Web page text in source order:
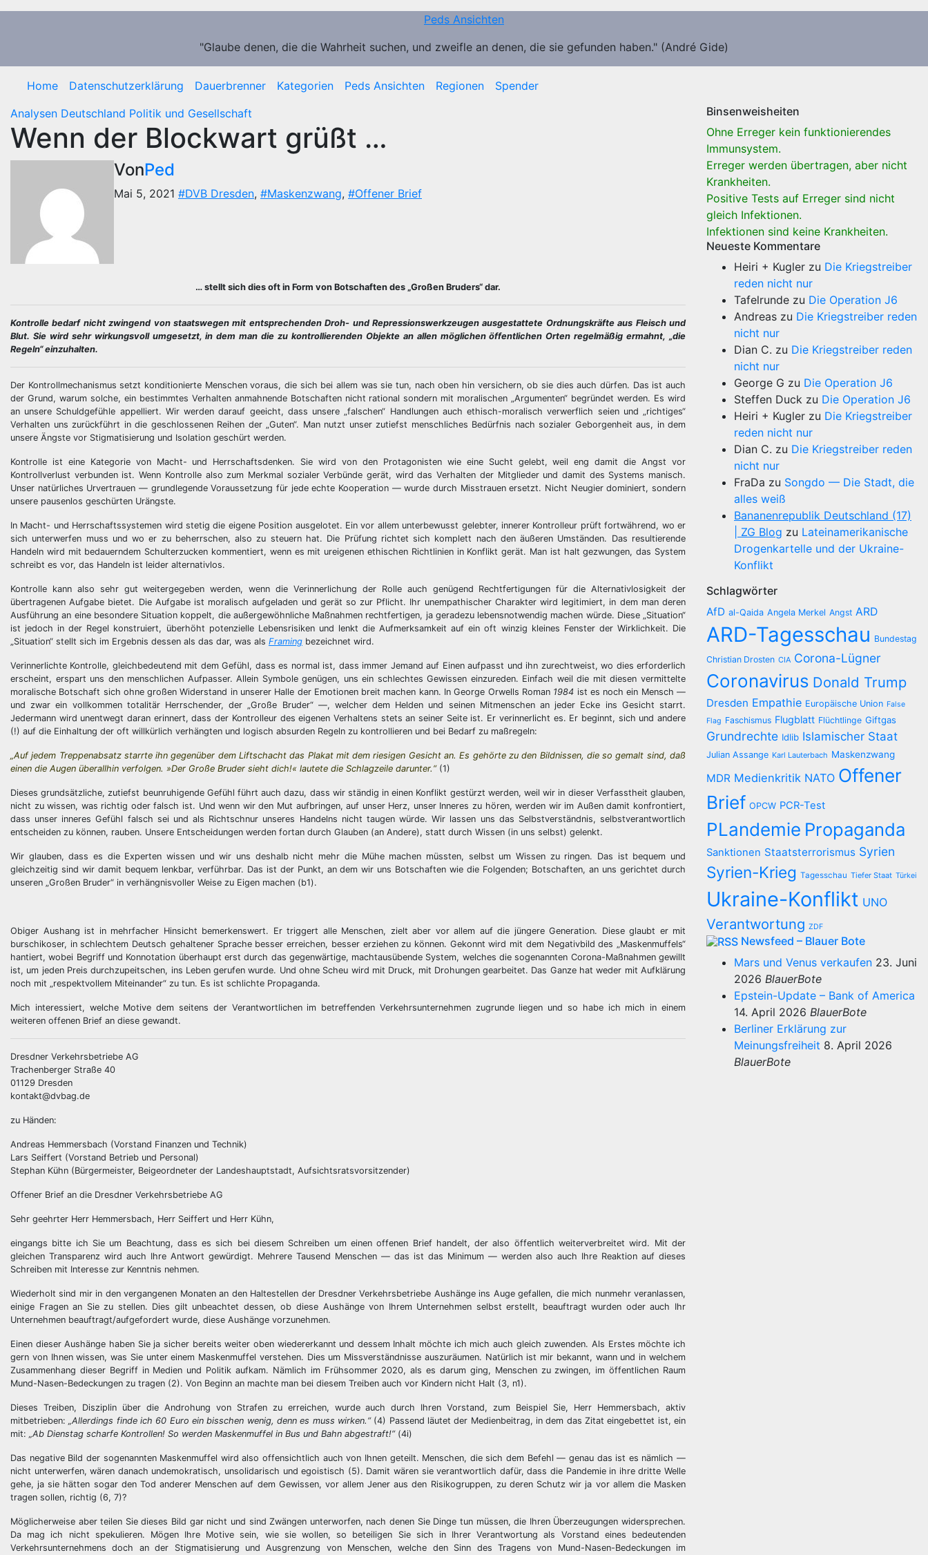
Zum
Peds Ansichten
"Glaube denen, die die Wahrheit suchen, und zweifle an denen, die sie gefunden haben." (André Gide)
Home Datenschutzerklärung Dauerbrenner Kategorien Peds Ansichten Regionen
Spender
Analysen Deutschland Politik und Gesellschaft
Wenn der Blockwart grüßt …
VonPed
Mai 5, 2021 #DVB Dresden, #Maskenzwang, #Offener Brief
… stellt sich dies oft in Form von Botschaften des „Großen Bruders“ dar.
Kontrolle bedarf nicht zwingend von staatswegen mit entsprechenden Droh- und Repressionswerkzeugen ausgestattete Ordnungskräfte aus Fleisch und
Blut. Sie wird sehr wirkungsvoll umgesetzt, in dem man die zu kontrollierenden Objekte an allen möglichen öffentlichen Orten regelmäßig ermahnt, „die
Regeln“ einzuhalten.
Der Kontrollmechanismus setzt konditionierte Menschen voraus, die sich bei allem was sie tun, nach oben hin versichern, ob sie dies auch dürfen. Das ist auch
der Grund, warum solche, ein bestimmtes Verhalten anmahnende Botschaften nicht rational sondern mit moralischen „Argumenten“ begründet werden. Es wird
an unsere Schuldgefühle appelliert. Wir werden darauf geeicht, dass unsere „falschen“ Handlungen auch ethisch-moralisch verwerflich seien und „richtiges“
Verhalten uns zurückführt in die geschlossenen Reihen der „Guten“. Man nutzt unser zutiefst menschliches Bedürfnis nach sozialer Geborgenheit aus, in dem
unsere Ängste vor Stigmatisierung und Isolation geschürt werden.
Kontrolle ist eine Kategorie von Macht- und Herrschaftsdenken. Sie wird von den Protagonisten wie eine Sucht gelebt, weil eng damit die Angst vor
Kontrollverlust verbunden ist. Wenn Kontrolle also zum Merkmal sozialer Verbünde gerät, wird das Verhalten der Mitglieder und damit des Systems manisch.
Unser natürliches Urvertrauen — grundlegende Voraussetzung für jede echte Kooperation — wurde durch Misstrauen ersetzt. Nicht Neugier dominiert, sondern
unsere pausenlos geschürten Urängste.
In Macht- und Herrschaftssystemen wird stetig die eigene Position ausgelotet. Ein vor allem unterbewusst gelebter, innerer Kontrolleur prüft fortwährend, wo er
sich unterwerfen muss und wo er zu beherrschen, also zu steuern hat. Die Prüfung richtet sich komplett nach den äußeren Umständen. Das resultierende
Handeln wird mit bedauerndem Schulterzucken kommentiert, wenn es mit ureigenen ethischen Richtlinien in Konflikt gerät. Man ist halt gezwungen, das System
schreibt es vor, das Handeln ist leider alternativlos.
Kontrolle kann also sehr gut weitergegeben werden, wenn die Verinnerlichung der Rolle auch genügend Rechtfertigungen für die Alternativlosigkeit der
übertragenen Aufgabe bietet. Die Aufgabe ist moralisch aufgeladen und gerät so zur Pflicht. Ihr unempathischer Charakter wird legitimiert, in dem man deren
Ausführung an eine besondere Situation koppelt, die außergewöhnliche Maßnahmen rechtfertigen, ja geradezu lebensnotwendig machen würde. Diese „Situation“
ist jedoch in der Regel konstruiert, überhöht potenzielle Lebensrisiken und lenkt die Aufmerksamkeit auf ein oft winzig kleines Fenster der Wirklichkeit. Die
„Situation“ stellt sich im Ergebnis dessen als das dar, was als Framing bezeichnet wird.
Verinnerlichte Kontrolle, gleichbedeutend mit dem Gefühl, dass es normal ist, dass immer Jemand auf Einen aufpasst und ihn zurechtweist, wo dies erforderlich
erscheint, erspart uns den menschlichen Aufpasser. Allein Symbole genügen, uns ein schlechtes Gewissen einzureden. Einfach weil die mit diesen vermittelte
moralische Botschaft sich ohne großen Widerstand in unserer Halle der Emotionen breit machen kann. In George Orwells Roman 1984 ist es noch ein Mensch —
und zwar ein vollkommen totalitär Herrschender, der „Große Bruder“ —, welcher dem Helden und seinen Mitmenschen an jeder Ecke ins Gesicht starrt.
Jedermann wird unentwegt daran erinnert, dass der Kontrolleur des eigenen Verhaltens stets an seiner Seite ist. Er verinnerlicht es. Er beginnt, sich und andere
(!) auf die Einhaltung der oft willkürlich verhängten und logisch absurden Regeln zu kontrollieren und bei Bedarf zu maßregeln:
„Auf jedem Treppenabsatz starrte ihn gegenüber dem Liftschacht das Plakat mit dem riesigen Gesicht an. Es gehörte zu den Bildnissen, die so gemalt sind, daß
einen die Augen überallhin verfolgen. »Der Große Bruder sieht dich!« lautete die Schlagzeile darunter.“(1)
Dieses grundsätzliche, zutiefst beunruhigende Gefühl führt auch dazu, dass wir ständig in einen Konflikt gestürzt werden, weil wir in dieser Verfasstheit glauben,
nicht zu wissen, was richtig oder falsch ist. Und wenn wir den Mut aufbringen, auf unser Herz, unser Inneres zu hören, werden wir im Außen damit konfrontiert,
dass unser inneres Gefühl falsch sei und als Richtschnur unseres Handelns nicht taugen würde. Wir lassen uns das Selbstverständnis, selbstverantwortlich
entscheiden zu können, rauben. Unsere Entscheidungen werden fortan durch Glauben (an Andere), statt durch Wissen (in uns selbst) gelenkt.
Wir glauben, dass es die Experten wissen und wir uns deshalb nicht mehr die Mühe machen müssten, selbst um Wissen zu ringen. Das ist bequem und
gleichzeitig sind wir damit bequem lenkbar, verführbar. Das ist der Punkt, an dem wir uns Botschaften wie die Folgenden; Botschaften, an uns gerichtet durch
unseren „Großen Bruder“ in verhängnisvoller Weise zu Eigen machen (b1).
Obiger Aushang ist in mehrfacher Hinsicht bemerkenswert. Er triggert alle Menschen, zielt aber vor allem auf die jüngere Generation. Diese glaubt er mit
burschikoser, in schlechtem Deutsch gehaltener Sprache besser erreichen, besser erziehen zu können. Gekonnt wird mit dem Negativbild des „Maskenmuffels“
hantiert, wobei Begriff und Konnotation überhaupt erst durch das gegenwärtige, machtausübende System, welches die sogenannten Corona-Maßnahmen gewillt
ist, um jeden Preis durchzupeitschen, ins Leben gerufen wurde. Und ohne Scheu wird mit Druck, mit Drohungen gearbeitet. Das Ganze hat weder mit Aufklärung
noch mit „respektvollem Miteinander“ zu tun. Es ist schlichte Propaganda.
Mich interessiert, welche Motive dem seitens der Verantwortlichen im betreffenden Verkehrsunternehmen zugrunde liegen und so habe ich mich in einem
weiteren offenen Brief an diese gewandt.
Dresdner Verkehrsbetriebe AG
Trachenberger Straße 40
01129 Dresden
kontakt@dvbag.de
zu Händen:
Andreas Hemmersbach (Vorstand Finanzen und Technik)
Lars Seiffert (Vorstand Betrieb und Personal)
Stephan Kühn (Bürgermeister, Beigeordneter der Landeshauptstadt, Aufsichtsratsvorsitzender)
Offener Brief an die Dresdner Verkehrsbetriebe AG
Sehr geehrter Herr Hemmersbach, Herr Seiffert und Herr Kühn,
eingangs bitte ich Sie um Beachtung, dass es sich bei diesem Schreiben um einen offenen Brief handelt, der also öffentlich weiterverbreitet wird. Mit der
gleichen Transparenz wird auch Ihre Antwort gewürdigt. Mehrere Tausend Menschen — das ist das Minimum — werden also auch Ihre Reaktion auf dieses
Schreiben mit Interesse zur Kenntnis nehmen.
Wiederholt sind mir in den vergangenen Monaten an den Haltestellen der Dresdner Verkehrsbetriebe Aushänge ins Auge gefallen, die mich nunmehr veranlassen,
einige Fragen an Sie zu stellen. Dies gilt unbeachtet dessen, ob diese Aushänge von Ihrem Unternehmen selbst erstellt, beauftragt wurden oder auch Ihr
Unternehmen beauftragt/aufgefordert wurde, diese Aushänge vorzunehmen.
Einen dieser Aushänge haben Sie ja sicher bereits weiter oben wiedererkannt und dessem Inhalt möchte ich mich auch gleich zuwenden. Als Erstes möchte ich
gern von Ihnen wissen, was Sie unter einem Maskenmuffel verstehen. Dies um Missverständnisse auszuräumen. Natürlich ist mir bekannt, wann und in welchem
Zusammenhang dieser Begriff in Medien und Politik aufkam. Nämlich im Frühsommer 2020, als es darum ging, Menschen zu zwingen, im öffentlichen Raum
Mund-Nasen-Bedeckungen zu tragen (2). Von Beginn an machte man bei diesem Treiben auch vor Kindern nicht Halt (3, n1).
Dieses Treiben, Disziplin über die Androhung von Strafen zu erreichen, wurde auch durch Ihren Vorstand, zum Beispiel Sie, Herr Hemmersbach, aktiv
mitbetrieben:„Allerdings finde ich 60 Euro ein bisschen wenig, denn es muss wirken.“(4) Passend läutet der Medienbeitrag, in dem das Zitat eingebettet ist, ein
mit: „Ab Dienstag scharfe Kontrollen! So werden Maskenmuffel in Bus und Bahn abgestraft!“(4i)
Das negative Bild der sogenannten Maskenmuffel wird also offensichtlich auch von Ihnen geteilt. Menschen, die sich dem Befehl — genau das ist es nämlich —
nicht unterwerfen, wären danach undemokratisch, unsolidarisch und egoistisch (5). Damit wären sie verantwortlich dafür, dass die Pandemie in ihre dritte Welle
gehe, ja sie hätten sogar den Tod anderer Menschen auf dem Gewissen, vor allem Jener aus den Risikogruppen, zu deren Schutz wir ja vor allem die Masken
tragen sollen, richtig (6, 7)?
Möglicherweise aber teilen Sie dieses Bild gar nicht und sind Zwängen unterworfen, nach denen Sie Dinge tun müssen, die Ihren Überzeugungen widersprechen.
Da mag ich nicht spekulieren. Mögen Ihre Motive sein, wie sie wollen, so beteiligen Sie sich in Ihrer Verantwortung als Vorstand eines bedeutenden
Verkehrsunternehmens doch an der Stigmatisierung und Ausgrenzung von Menschen, welche den Sinn des Tragens von Mund-Nasen-Bedeckungen im
Binsenweisheiten
Ohne Erreger kein funktionierendes
Immunsystem.
Erreger werden übertragen, aber nicht
Krankheiten.
Positive Tests auf Erreger sind nicht
gleich Infektionen.
Infektionen sind keine Krankheiten.
Neueste Kommentare
Heiri + Kugler zu Die Kriegstreiber
reden nicht nur
Tafelrunde zu Die Operation J6
Andreas zu Die Kriegstreiber reden
nicht nur
Dian C. zu Die Kriegstreiber reden
nicht nur
George G zu Die Operation J6
Steffen Duck zu Die Operation J6
Heiri + Kugler zu Die Kriegstreiber
reden nicht nur
Dian C. zu Die Kriegstreiber reden
nicht nur
FraDa zu Songdo — Die Stadt, die
alles weiß
Bananenrepublik Deutschland (17)
| ZG Blog zu Lateinamerikanische
Drogenkartelle und der Ukraine-
Konflikt
Schlagwörter
AfD al-Qaida Angela Merkel Angst ARD
ARD-Tagesschau Bundestag
Christian Drosten CIA Corona-Lügner
Coronavirus Donald Trump
Dresden Empathie Europäische Union False
Flag Faschismus Flugblatt Flüchtlinge Giftgas
Grundrechte Idlib Islamischer Staat
Julian Assange Karl Lauterbach Maskenzwang
MDR Medienkritik NATO Offener
Brief OPCW PCR-Test
PLandemie Propaganda
Sanktionen Staatsterrorismus Syrien
Syrien-Krieg Tagesschau Tiefer Staat Türkei
Ukraine-Konflikt UNO
Verantwortung ZDF
Newsfeed – Blauer Bote
Mars und Venus verkaufen 23. Juni
2026 BlauerBote
Epstein-Update – Bank of America
14. April 2026 BlauerBote
Berliner Erklärung zur
Meinungsfreiheit 8. April 2026
BlauerBote